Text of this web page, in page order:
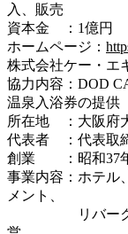
入、販売
資本金 ：1億円
ホームページ：
株式会社ケー・エ
協力内容：DOD
温泉入浴券の提供
所在地 ：大阪府
代表者 ：代表取
創業 ：昭和37年
事業内容：ホテル
メント、
リバークルー